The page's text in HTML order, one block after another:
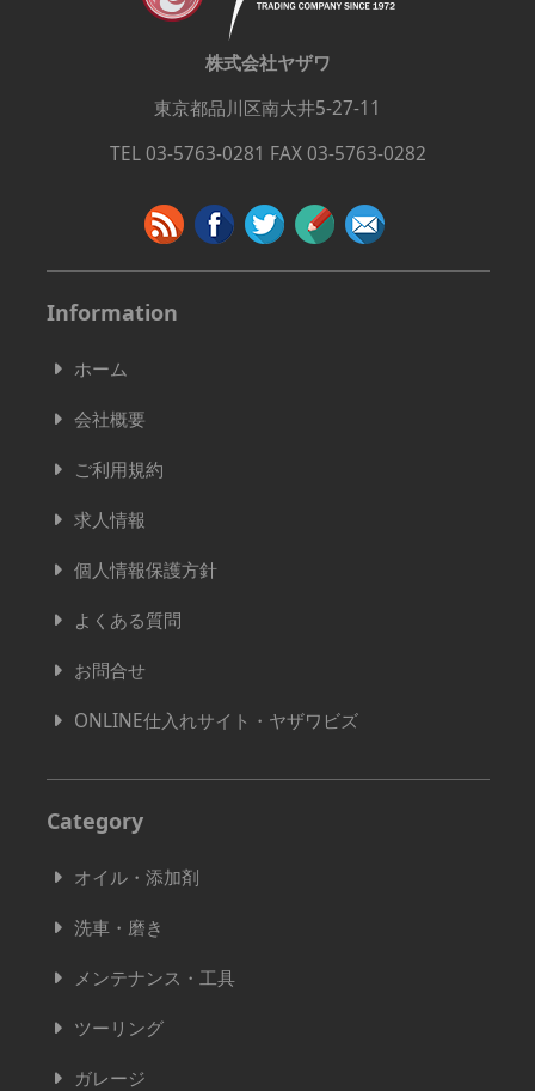
株式会社ヤザワ
東京都品川区南大井5-27-11
TEL 03-5763-0281 FAX 03-5763-0282
Information
ホーム
会社概要
ご利用規約
求人情報
個人情報保護方針
よくある質問
お問合せ
ONLINE仕入れサイト・ヤザワビズ
Category
オイル・添加剤
洗車・磨き
メンテナンス・工具
ツーリング
ガレージ